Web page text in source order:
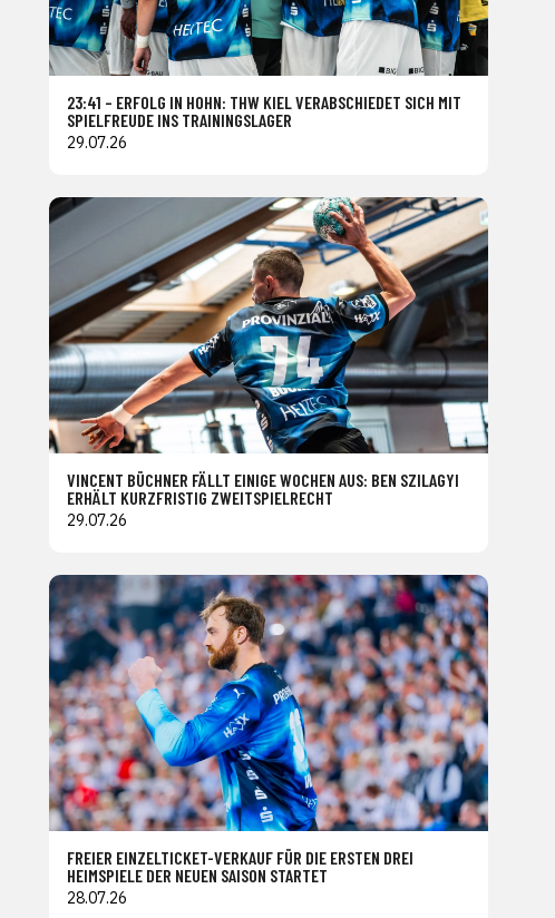
23:41 – ERFOLG IN HOHN: THW KIEL VERABSCHIEDET SICH MIT
SPIELFREUDE INS TRAININGSLAGER
29.07.26
VINCENT BÜCHNER FÄLLT EINIGE WOCHEN AUS: BEN SZILAGYI
ERHÄLT KURZFRISTIG ZWEITSPIELRECHT
29.07.26
FREIER EINZELTICKET-VERKAUF FÜR DIE ERSTEN DREI
HEIMSPIELE DER NEUEN SAISON STARTET
28.07.26